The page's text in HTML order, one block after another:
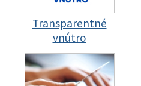
Transparentné
vnútro